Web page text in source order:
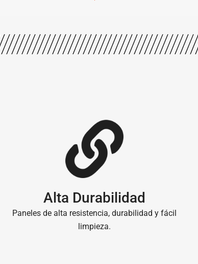
Alta Durabilidad
Paneles de alta resistencia, durabilidad y fácil
limpieza.